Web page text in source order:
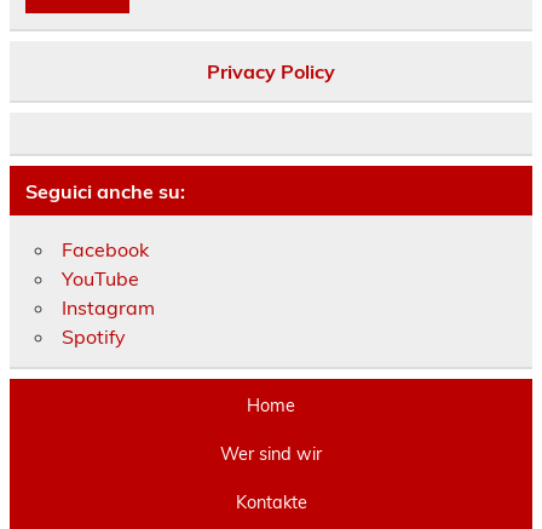
Privacy Policy
Seguici anche su:
Facebook
YouTube
Instagram
Spotify
Home
Wer sind wir
Kontakte